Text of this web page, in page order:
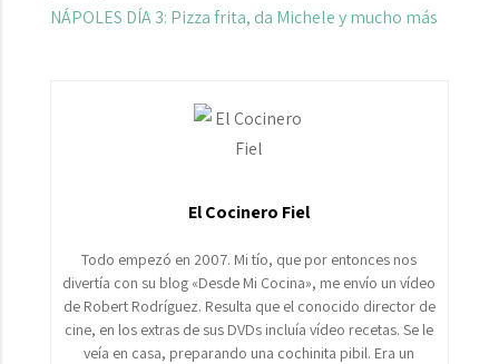
NÁPOLES DÍA 3: Pizza frita, da Michele y mucho más
El Cocinero Fiel
Todo empezó en 2007. Mi tío, que por entonces nos
divertía con su blog «Desde Mi Cocina», me envío un vídeo
de Robert Rodríguez. Resulta que el conocido director de
cine, en los extras de sus DVDs incluía vídeo recetas. Se le
veía en casa, preparando una cochinita pibil. Era un